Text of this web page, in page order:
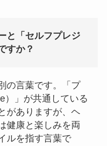
と「セルフプレジ
すか？
の言葉です。「プ
）」が共通している
がありますが、ヘ
健康と楽しみを両
ルを指す言葉で